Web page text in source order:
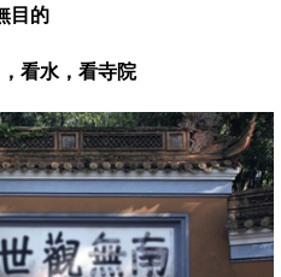
目的
， 看水，看寺院